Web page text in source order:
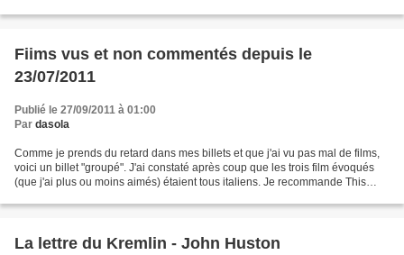
Fiims vus et non commentés depuis le
23/07/2011
Publié le 27/09/2011 à 01:00
Par dasola
Comme je prends du retard dans mes billets et que j'ai vu pas mal de films,
voici un billet "groupé". J'ai constaté après coup que les trois film évoqués
(que j'ai plus ou moins aimés) étaient tous italiens. Je recommande This
La lettre du Kremlin - John Huston